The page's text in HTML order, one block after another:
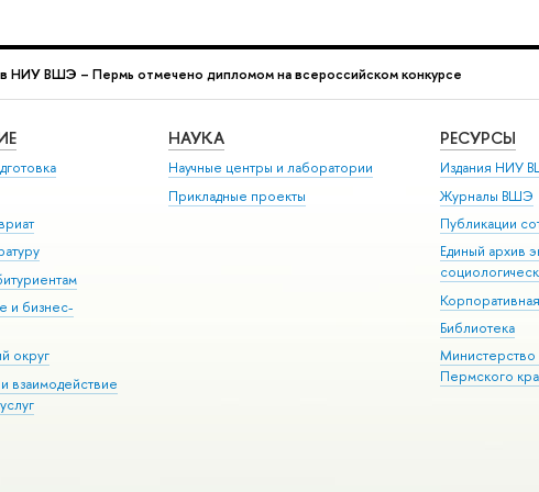
НИУ ВШЭ – Пермь отмечено дипломом на всероссийском конкурсе
и бизнес-
округ
взаимодействие
НАУКА
Научные центры и лаборатории
Прикладные проекты
РЕСУРСЫ
Издания НИУ
Журналы ВШЭ
Публикации
Единый архив
Библиотека
Министерство
Пермского